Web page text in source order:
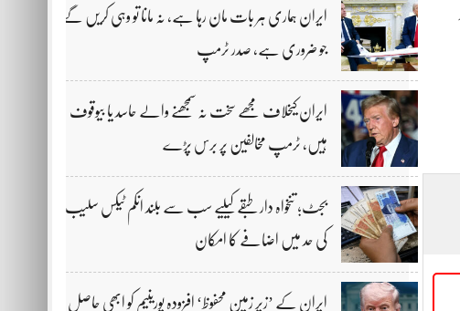
ایران ہماری ہر بات مان رہا ہے، نہ مانا تو وہی کریں گے
جو ضروری ہے، صدر ٹرمپ
ایران کیخلاف مجھے سخت نہ سمجھنے والے حاسد یا بیوقوف
ہیں، ٹرمپ مخالفین پر برس پڑے
بجٹ؛ تنخواہ دار طبقے کیلیے سب سے بلند انکم ٹیکس سلیب
کی حد میں اضافے کا امکان
ایران کے ’زیر زمین محفوظ‘ افزودہ یورینیم کو ابھی حاصل